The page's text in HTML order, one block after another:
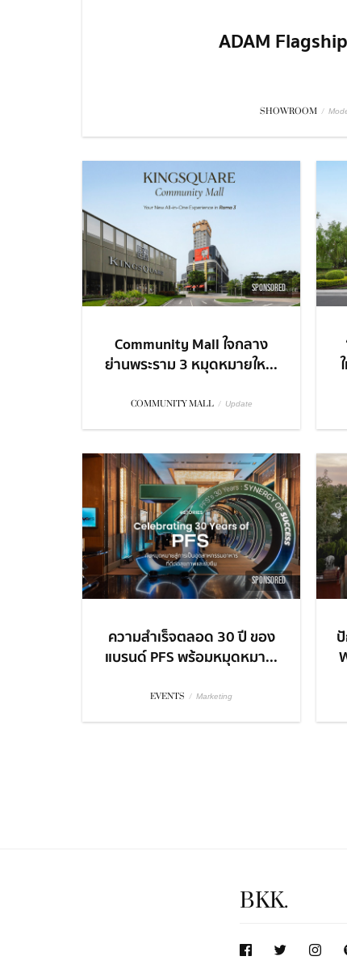
ADAM
SHOWROOM /
SPONSORED
Community Mall ใจกลาง
ย่านพระราม 3 หมุดหมายให...
COMMUNITY MALL / Update
SPONSORED
ความสำเร็จตลอด 30 ปี ของ
แบรนด์ PFS พร้อมหมุดหมา...
EVENTS / Marketing
BKK.